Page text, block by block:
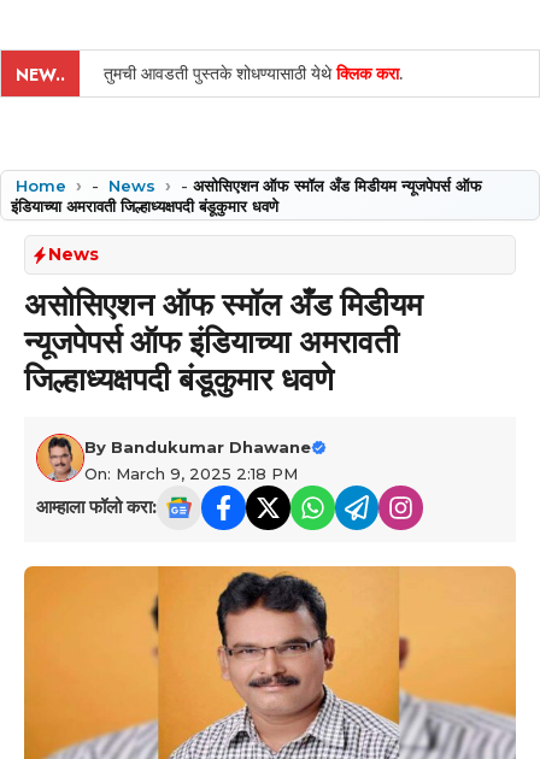
NEW.. तुमची आवडती पुस्तके शोधण्यासाठी येथेक्लिक करा.
Home - News - असोसिएशन ऑफ स्मॉल अँड मिडीयम न्यूजपेपर्स ऑफ
इंडियाच्या अमरावती जिल्हाध्यक्षपदी बंडूकुमार धवणे
News
असोसिएशन ऑफ स्मॉल अँड मिडीयम
न्यूजपेपर्स ऑफ इंडियाच्या अमरावती
जिल्हाध्यक्षपदी बंडूकुमार धवणे
By Bandukumar Dhawane
On: March 9, 2025 2:18 PM
आम्हाला फॉलो करा: